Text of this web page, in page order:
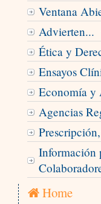
Ventana
Advierten...
Ética y
Ensayos
Economía y
Agencias
Información
Home